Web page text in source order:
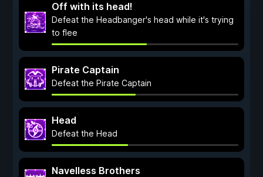
Off with its head!
Defeat the Headbanger's head while it's trying
to flee
Pirate Captain
Defeat the Pirate Captain
Head
Defeat the Head
Navelless Brothers